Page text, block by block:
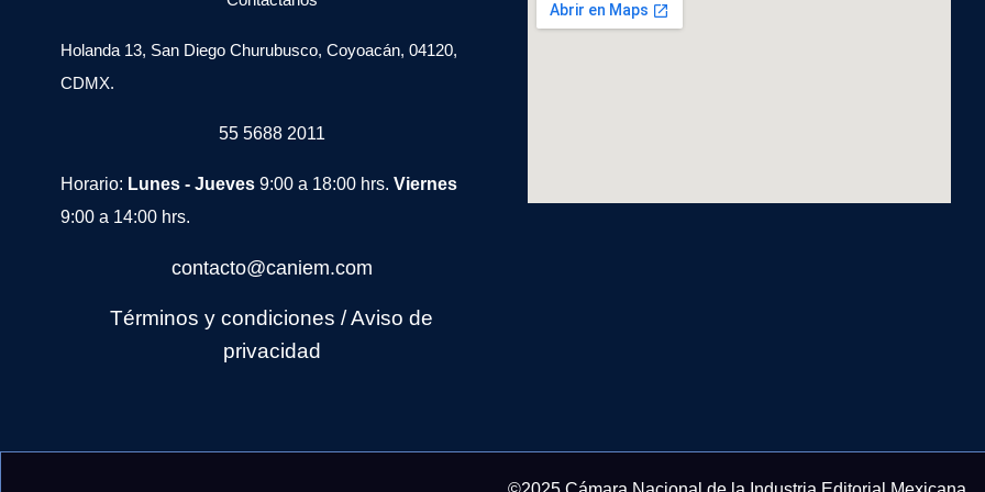
Holanda 13, San Diego Churubusco, Coyoacán, 04120,
CDMX.
55 5688 2011
Horario: Lunes - Jueves 9:00 a 18:00 hrs. Viernes
9:00 a 14:00 hrs.
contacto@caniem.com
Términos y condiciones /Aviso de
privacidad